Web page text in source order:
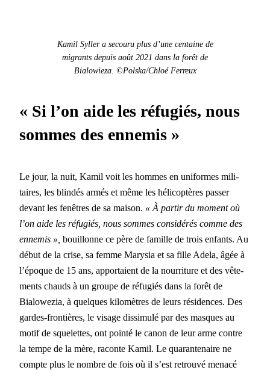
Kamil Syller a sec­ou­ru plus d’une cen­taine de
migrants depuis août 2021 dans la forêt de
Bialowieza. ©Polska/Chloé Fer­reux
« Si l’on aide les réfugiés, nous
sommes des ennemis »
Le jour, la nuit, Kamil voit les hommes en uni­formes mil­i­
taires, les blind­és armés et même les héli­cop­tères pass­er
devant les fenêtres de sa mai­son. « À par­tir du moment où
l’on aide les réfugiés, nous sommes con­sid­érés comme des
enne­mis », bouil­lonne ce père de famille de trois enfants. Au
début de la crise, sa femme Marysia et sa fille Adela, âgée à
l’époque de 15 ans, appor­taient de la nour­ri­t­ure et des vête­
ments chauds à un groupe de réfugiés dans la forêt de
Bialowezia, à quelques kilo­mètres de leurs rési­dences. Des
gardes-fron­tières, le vis­age dis­simulé par des masques au
motif de squelettes, ont pointé le canon de leur arme con­tre
la tempe de la mère, racon­te Kamil. Le quar­an­te­naire ne
compte plus le nom­bre de fois où il s’est retrou­vé men­acé